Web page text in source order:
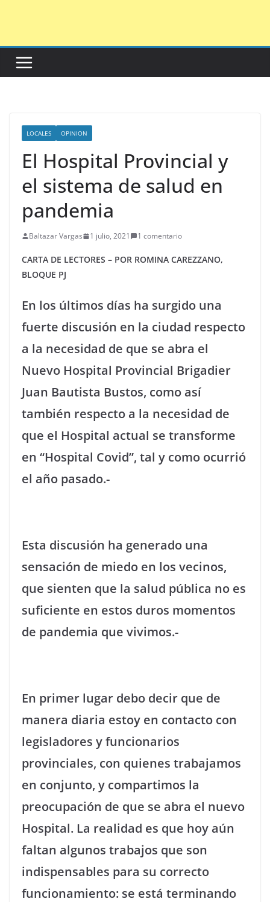
LOCALES OPINION
El Hospital Provincial y
el sistema de salud en
pandemia
Baltazar Vargas 1 julio, 2021 1 comentario
CARTA DE LECTORES – POR ROMINA CAREZZANO,
BLOQUE PJ
En los últimos días ha surgido una
fuerte discusión en la ciudad respecto
a la necesidad de que se abra el
Nuevo Hospital Provincial Brigadier
Juan Bautista Bustos, como así
también respecto a la necesidad de
que el Hospital actual se transforme
en “Hospital Covid”, tal y como ocurrió
el año pasado.-
Esta discusión ha generado una
sensación de miedo en los vecinos,
que sienten que la salud pública no es
suficiente en estos duros momentos
de pandemia que vivimos.-
En primer lugar debo decir que de
manera diaria estoy en contacto con
legisladores y funcionarios
provinciales, con quienes trabajamos
en conjunto, y compartimos la
preocupación de que se abra el nuevo
Hospital. La realidad es que hoy aún
faltan algunos trabajos que son
indispensables para su correcto
funcionamiento: se está terminando